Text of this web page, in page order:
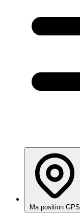
Ma position GPS